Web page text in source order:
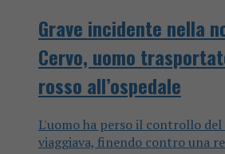
Grave incidente nella
Cervo, uomo
rosso all’ospedale
L'uomo ha perso il controllo del
viaggiava, finendo contro una